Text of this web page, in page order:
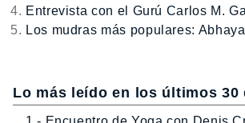
Entrevista con el Gurú Carlos M.
Los mudras más populares:
Lo más leído en los últimos 30